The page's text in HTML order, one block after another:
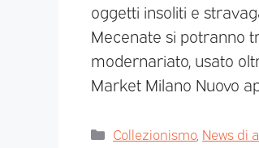
oggetti insoliti e
Mecenate si potranno
modernariato, usato
Market Milano Nuovo
Collezionismo, News di